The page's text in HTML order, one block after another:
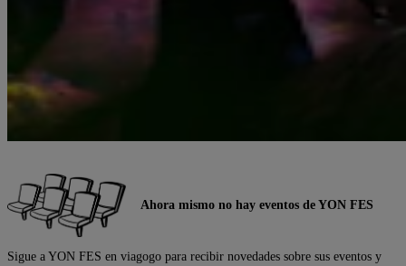
Ahora mismo no hay eventos de YON FES
Sigue a YON FES en viagogo para recibir novedades sobre sus eventos y